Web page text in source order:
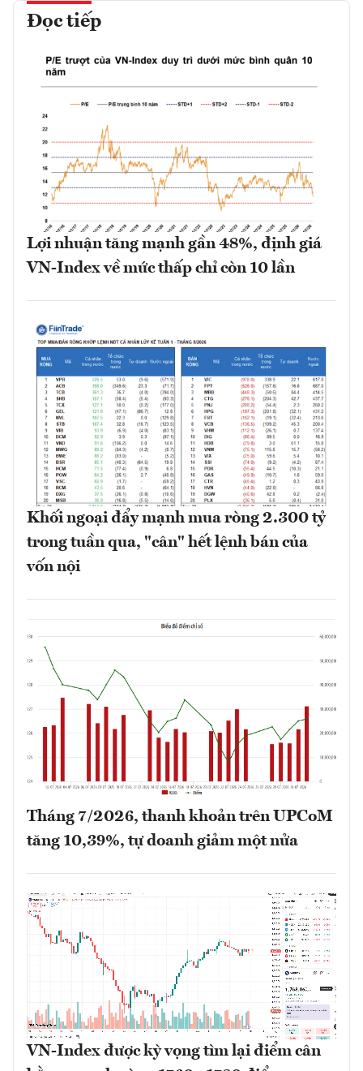
Đọc tiếp
Lợi nhuận tăng mạnh gần 48%, định giá
VN-Index về mức thấp chỉ còn 10 lần
Khối ngoại đẩy mạnh mua ròng 2.300 tỷ
trong tuần qua, "cân" hết lệnh bán của
vốn nội
Tháng 7/2026, thanh khoản trên UPCoM
tăng 10,39%, tự doanh giảm một nửa
VN-Index được kỳ vọng tìm lại điểm cân